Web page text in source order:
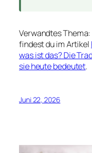
Verwandtes
findest du im Artikel
was ist das? Die
sie heute bedeutet.
Juni 22, 2026